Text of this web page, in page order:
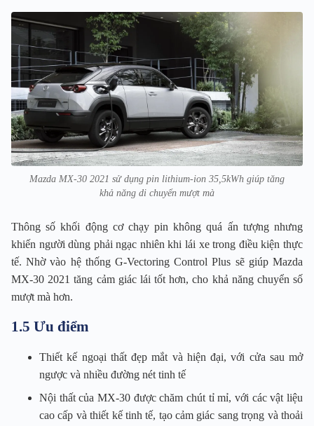
Mazda MX-30 2021 sử dụng pin lithium-ion 35,5kWh giúp tăng
khả năng di chuyển mượt mà
Thông số khối động cơ chạy pin không quá ấn tượng nhưng
khiến người dùng phải ngạc nhiên khi lái xe trong điều kiện thực
tế. Nhờ vào hệ thống G-Vectoring Control Plus sẽ giúp Mazda
MX-30 2021 tăng cảm giác lái tốt hơn, cho khả năng chuyển số
mượt mà hơn.
1.5 Ưu điểm
Thiết kế ngoại thất đẹp mắt và hiện đại, với cửa sau mở
ngược và nhiều đường nét tinh tế
Nội thất của MX-30 được chăm chút tỉ mỉ, với các vật liệu
cao cấp và thiết kế tinh tế, tạo cảm giác sang trọng và thoải